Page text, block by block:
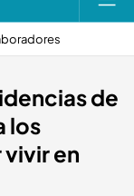
de
los
vivir en